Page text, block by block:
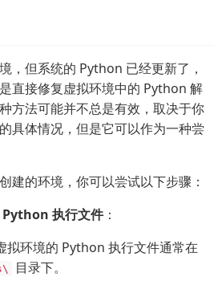
，但系统的 Python 已经更新了，
直接修复虚拟环境中的 Python 解
方法可能并不总是有效，取决于你
具体情况，但是它可以作为一种尝
创建的环境，你可以尝试以下步骤：
Python 执行文件：
拟环境的 Python 执行文件通常在
目录下。